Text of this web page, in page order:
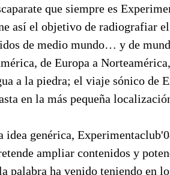
que siempre es
así el objetivo de radiografiar
de medio mundo… y de
de Europa a
a la piedra; el viaje sónico de
en la más pequeña
idea genérica,
ampliar contenidos y
palabra ha venido teniendo en